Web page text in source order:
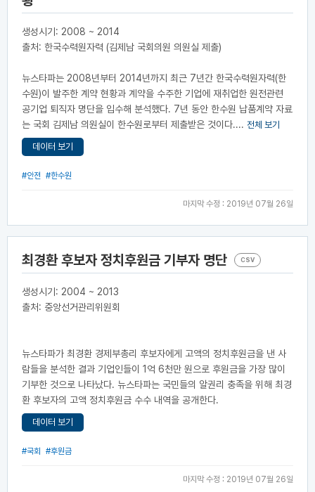
생성시기: 2008 ~ 2014
출처: 한국수력원자력 (김제남 국회의원 의원실 제출)
뉴스타파는 2008년부터 2014년까지 최근 7년간 한국수력원자력(한
수원)이 발주한 계약 현황과 계약을 수주한 기업에 재취업한 원전관련
공기업 퇴직자 명단을 입수해 분석했다. 7년 동안 한수원 납품계약 자료
는 국회 김제남 의원실이 한수원로부터 제출받은 것이다.... 전체 보기
데이터 보기
#안전 #한수원
마지막 수정 : 2019년 07월 26일
최경환 후보자 정치후원금 기부자 명단 CSV
생성시기: 2004 ~ 2013
출처: 중앙선거관리위원회
뉴스타파가 최경환 경제부총리 후보자에게 고액의 정치후원금을 낸 사
람들을 분석한 결과 기업인들이 1억 6천만 원으로 후원금을 가장 많이
기부한 것으로 나타났다. 뉴스타파는 국민들의 알권리 충족을 위해 최경
환 후보자의 고액 정치후원금 수수 내역을 공개한다.
데이터 보기
#국회 #후원금
마지막 수정 : 2019년 07월 26일